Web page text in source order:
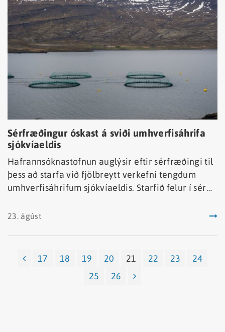
Sérfræðingur óskast á sviði umhverfisáhrifa
sjókvíaeldis
Hafrannsóknastofnun auglýsir eftir sérfræðingi til
þess að starfa við fjölbreytt verkefni tengdum
umhverfisáhrifum sjókvíaeldis. Starfið felur í sér
ásamt úrvinnslu gagna, túlkun þeirra og miðlun.
Neskaupsstað.
23. ágúst
17 18 19 20 21 22 23
24
25
26